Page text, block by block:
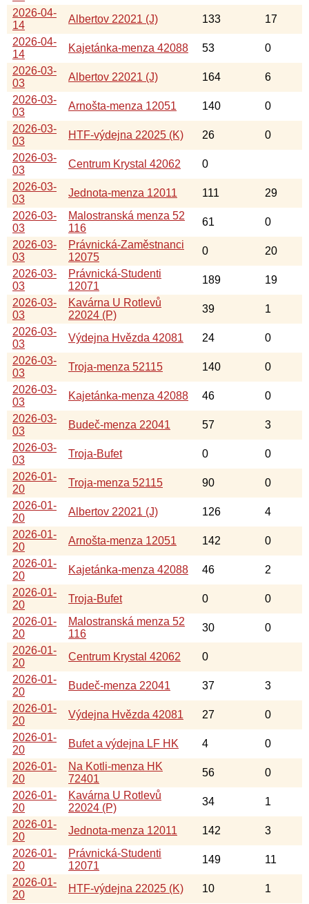
2026-04-
14
Albertov 22021 (J) 133
17
2026-04-
14
Kajetánka-menza 42088 53
0
2026-03-
03
Albertov 22021 (J) 164
6
2026-03-
03
Arnošta-menza 12051 140
0
2026-03-
03
HTF-výdejna 22025 (K) 26
0
2026-03-
03
Centrum Krystal 42062
0
2026-03-
03
Jednota-menza 12011 111
29
2026-03-
03
Malostranská menza 52
116
61
0
2026-03-
03
Právnická-Zaměstnanci
12075
0
20
2026-03-
03
Právnická-Studenti
12071
189
19
2026-03-
03
Kavárna U Rotlevů
22024 (P)
39
1
2026-03-
03
Výdejna Hvězda 42081 24
0
2026-03-
03
Troja-menza 52115 140
0
2026-03-
03
Kajetánka-menza 42088 46
0
2026-03-
03
Budeč-menza 22041 57
3
2026-03-
03
Troja-Bufet 0
0
2026-01-
20
Troja-menza 52115 90
0
2026-01-
20
Albertov 22021 (J) 126
4
2026-01-
20
Arnošta-menza 12051 142
0
2026-01-
20
Kajetánka-menza 42088 46
2
2026-01-
20
Troja-Bufet 0
0
2026-01-
20
Malostranská menza 52
116
30
0
2026-01-
20
Centrum Krystal 42062
0
2026-01-
20
Budeč-menza 22041 37
3
2026-01-
20
Výdejna Hvězda 42081 27
0
2026-01-
20
Bufet a výdejna LF HK 4
0
2026-01-
20
Na Kotli-menza HK
72401
56
0
2026-01-
20
Kavárna U Rotlevů
22024 (P)
34
1
2026-01-
20
Jednota-menza 12011 142
3
2026-01-
20
Právnická-Studenti
12071
149
11
2026-01-
20
HTF-výdejna 22025 (K) 10
1